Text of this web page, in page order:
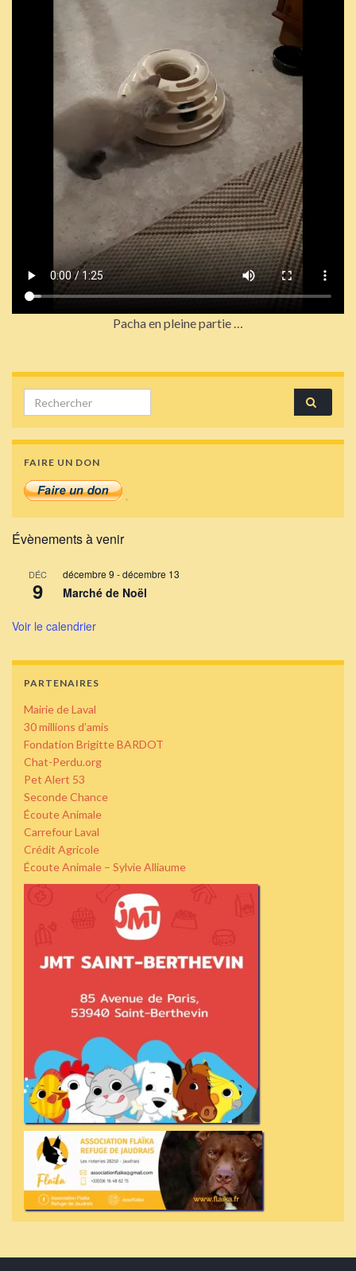
Pacha en pleine partie …
Search for:
FAIRE UN DON
Évènements à venir
DÉC
9
décembre 9 -décembre 13
Marché de Noël
Voir le calendrier
PARTENAIRES
Mairie de Laval
30 millions d’amis
Fondation Brigitte BARDOT
Chat-Perdu.org
Pet Alert 53
Seconde Chance
Écoute Animale
Carrefour Laval
Crédit Agricole
Écoute Animale – Sylvie Alliaume